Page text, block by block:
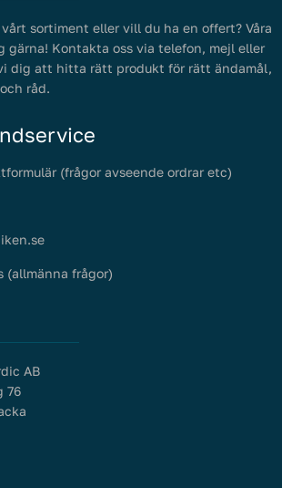
sortiment eller vill du ha en offert? Våra
gärna! Kontakta oss via telefon, mejl eller
dig att hitta rätt produkt för rätt ändamål,
råd.
(frågor avseende ordrar etc)
(allmänna frågor)
AB
76